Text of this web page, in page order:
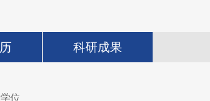
科研成果
位